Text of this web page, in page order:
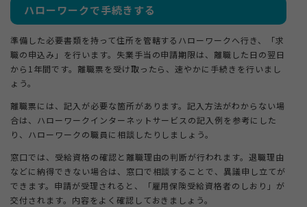
ハローワークで手続きする
準備した必要書類を持って住所を管轄するハローワークへ行き、「求
職の申込み」を行います。失業手当の申請期限は、離職した日の翌日
から1年間です。離職票を受け取ったら、速やかに手続きを行いまし
ょう。
離職票には、記入が必要な箇所があります。記入方法がわからない場
合は、ハローワークインターネットサービスの記入例を参考にした
り、ハローワークの職員に相談したりしましょう。
窓口では、受給資格の確認と離職理由の判断が行われます。退職理由
などに納得できない場合は、窓口で相談することで、異議申し立てが
できます。申請が受理されると、「雇用保険受給資格者のしおり」が
交付されます。内容をよく確認しておきましょう。